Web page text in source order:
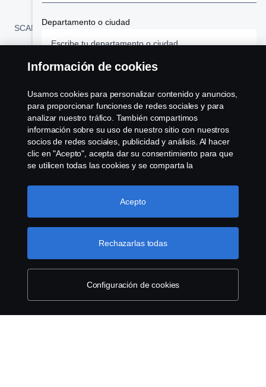
Alquiler - Renting
Departamento o ciudad
Información adicional
Enviar
SCANIA COLOMBIA: Colombia
AVISO LEGAL
DECLARACIÓN DE PRIVACIDAD
COOKIES
SISTEMA DE DENUNCIAS
Información de cookies
Usamos cookies para personalizar contenido y anuncios,
para proporcionar funciones de redes sociales y para
analizar nuestro tráfico. También compartimos
información sobre su uso de nuestro sitio con nuestros
socios de redes sociales, publicidad y análisis. Al hacer
clic en "Acepto", acepta dar su consentimiento para que
se utilicen todas las cookies y se comparta la
haciendo clic en "Configuración de cookies" y
seleccionando las categorías que desea aceptar. Para
Más información
Configuración de cookies
Rechazarlas todas
Acepto